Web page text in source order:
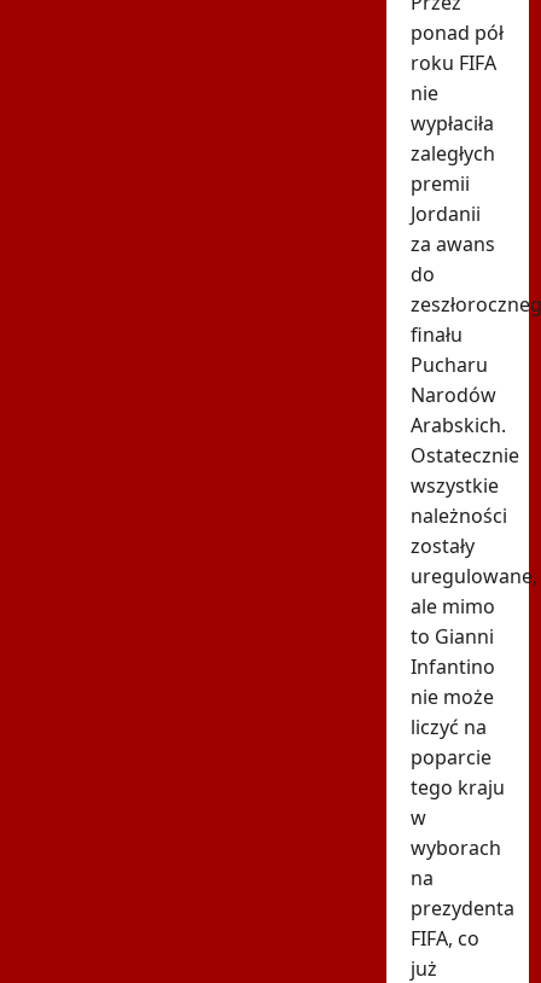
ponad pół
roku FIFA
nie
wypłaciła
zaległych
premii
Jordanii
za awans
do
finału
Pucharu
Narodów
Arabskich.
Ostatecznie
wszystkie
należności
zostały
uregulowane,
ale mimo
to Gianni
Infantino
nie może
liczyć na
poparcie
tego kraju
w
wyborach
na
prezydenta
FIFA, co
już